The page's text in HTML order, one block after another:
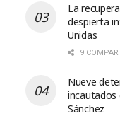
La
despierta
Unidas
9
Nueve
incautados
Sánchez